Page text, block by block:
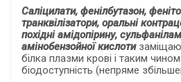
Саліцилати, фенілбутазон,
транквілізатори, оральні
похідні амідопірину,
амінобензойної кислоти
білка плазми крові і таким
біодоступність (непряме